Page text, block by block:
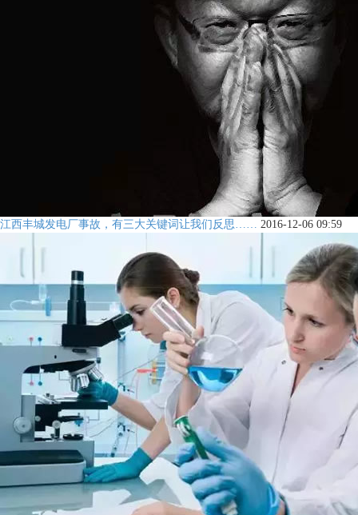
江西丰城发电厂事故，有三大关键词让我们反思…… 2016-12-06 09:59